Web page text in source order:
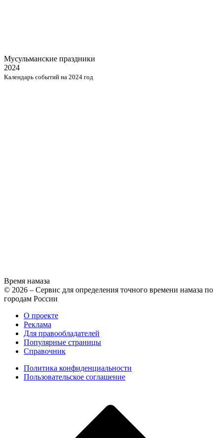
Мусульманские праздники
2024
Календарь событий на 2024 год
Время намаза
© 2026 – Сервис для определения точного времени намаза по
городам России
О проекте
Реклама
Для правообладателей
Популярные страницы
Справочник
Политика конфиденциальности
Пользовательское соглашение